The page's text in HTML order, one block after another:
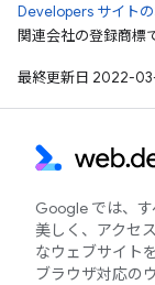
Developers サイト
関連会社の登録商標
最終更新日 2022-03-
Google では、す
美しく、アクセ
なウェブサイト
ブラウザ対応の